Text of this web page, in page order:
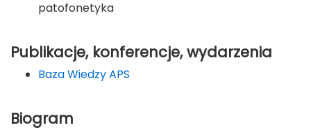
patofonetyka
Publikacje, konferencje, wydarzenia
Baza Wiedzy APS
Biogram